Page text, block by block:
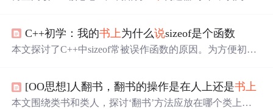
调用本类构造器。
C++初学：我的书上为什么说sizeof是个函数
本文探讨了C++中sizeof常被误作函数的原因。为方便初学
需头文件、可直接作用于类型，与函数有明显区别。
[OO思想]人翻书，翻书的操作是在人上还是书上
本文围绕类书和类人，探讨‘翻书’方法应放在哪个类上。